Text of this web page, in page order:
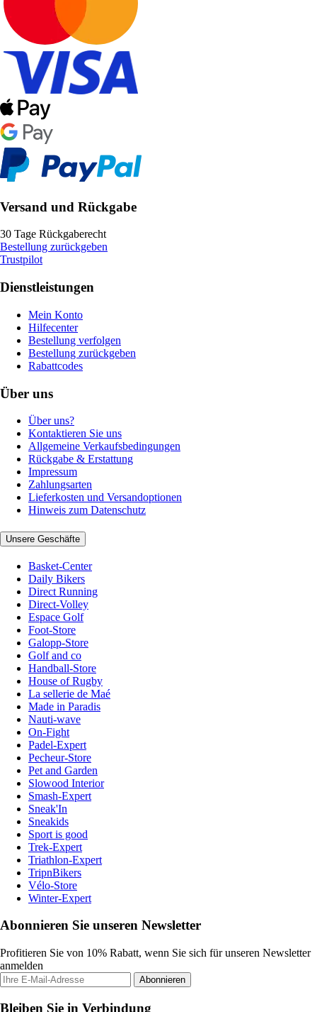
Versand und Rückgabe
30 Tage Rückgaberecht
Bestellung zurückgeben
Trustpilot
Dienstleistungen
Mein Konto
Hilfecenter
Bestellung verfolgen
Bestellung zurückgeben
Rabattcodes
Über uns
Über uns?
Kontaktieren Sie uns
Allgemeine Verkaufsbedingungen
Rückgabe & Erstattung
Impressum
Zahlungsarten
Lieferkosten und Versandoptionen
Hinweis zum Datenschutz
Unsere Geschäfte
Basket-Center
Daily Bikers
Direct Running
Direct-Volley
Espace Golf
Foot-Store
Galopp-Store
Golf and co
Handball-Store
House of Rugby
La sellerie de Maé
Made in Paradis
Nauti-wave
On-Fight
Padel-Expert
Pecheur-Store
Pet and Garden
Slowood Interior
Smash-Expert
Sneak'In
Sneakids
Sport is good
Trek-Expert
Triathlon-Expert
TripnBikers
Vélo-Store
Winter-Expert
Abonnieren Sie unseren Newsletter
Profitieren Sie von 10% Rabatt, wenn Sie sich für unseren Newsletter
anmelden
Abonnieren
Bleiben Sie in Verbindung